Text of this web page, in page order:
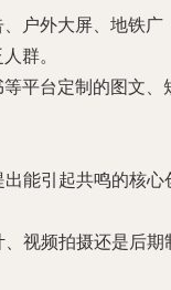
、户外大屏、地铁广
群。
等平台定制的图文、
出能引起共鸣的核心
、视频拍摄还是后期